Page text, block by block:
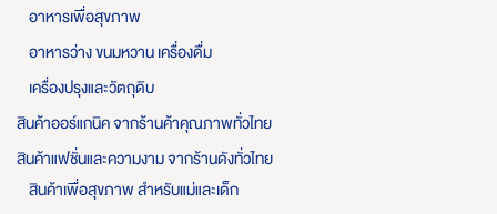
อาหารเพื่อสุขภาพ
อาหารว่าง ขนมหวาน เครื่องดื่ม
เครื่องปรุงและวัตถุดิบ
สินค้าออร์แกนิค จากร้านค้าคุณภาพทั่วไทย
สินค้าแฟชั่นและความงาม จากร้านดังทั่วไทย
สินค้าเพื่อสุขภาพ สำหรับแม่และเด็ก